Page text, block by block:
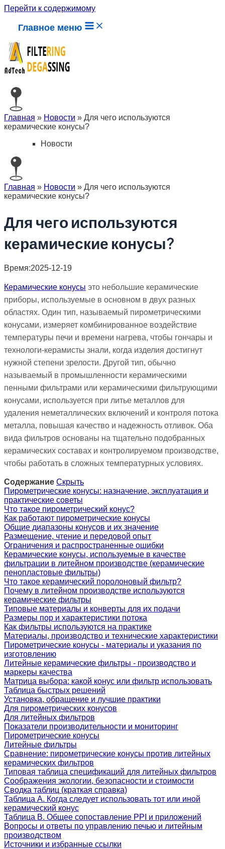
Перейти к содержимому
Главное меню
Главная » Новости » Для чего используются
керамические конусы?
Новости
Главная » Новости » Для чего используются
керамические конусы?
Для чего используются
керамические конусы?
Время:2025-12-19
Керамические конусы это небольшие керамические
приборы, используемые в основном в двух разных
областях. Один тип, называемый пирометрическими
конусами, измеряет комбинированное воздействие
температуры печи и времени нагрева, чтобы гончары и
технологи-керамисты знали, когда изделия достигнут
нужной степени зрелости. Другой тип, обычно
называемый в промышленности керамическими
пенными фильтрами или керамическими фильтрующими
конусами, используется при литье металлов для
удаления неметаллических включений и контроля потока
металла, повышая качество и надежность отливок. Оба
вида фильтров основаны на тщательно подобранных
керамических составах и контролируемом производстве,
чтобы работать в сложных температурных условиях.
Содержание Скрыть
Пирометрические конусы: назначение, эксплуатация и
практические советы
Что такое пирометрический конус?
Как работают пирометрические конусы
Общие диапазоны конусов и их значение
Размещение, чтение и передовой опыт
Ограничения и распространенные ошибки
Керамические конусы, используемые в качестве
фильтрации в литейном производстве (керамические
пенопластовые фильтры)
Что такое керамический поролоновый фильтр?
Почему в литейном производстве используются
керамические фильтры
Типовые материалы и конверты для их подачи
Размеры пор и характеристики потока
Как фильтры используются на практике
Материалы, производство и технические характеристики
Пирометрические конусы - материалы и указания по
изготовлению
Литейные керамические фильтры - производство и
маркеры качества
Матрица выбора: какой конус или фильтр использовать
Таблица быстрых решений
Установка, обращение и лучшие практики
Для пирометрических конусов
Для литейных фильтров
Показатели производительности и мониторинг
Пирометрические конусы
Литейные фильтры
Сравнение: пирометрические конусы против литейных
керамических фильтров
Типовая таблица спецификаций для литейных фильтров
Соображения экологии, безопасности и стоимости
Сводка таблиц (краткая справка)
Таблица A. Когда следует использовать тот или иной
керамический конус
Таблица B. Общее сопоставление PPI и приложений
Вопросы и ответы по управлению печью и литейным
производством
Источники и избранные ссылки